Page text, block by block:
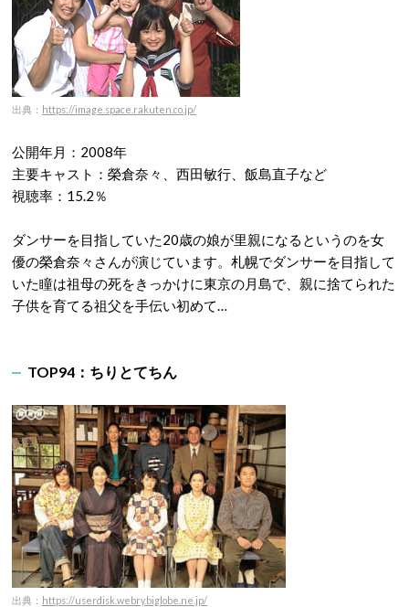
出典： https://image.space.rakuten.co.jp/
公開年月：2008年
主要キャスト：榮倉奈々、西田敏行、飯島直子など
視聴率：15.2％
ダンサーを目指していた20歳の娘が里親になるというのを女
優の榮倉奈々さんが演じています。札幌でダンサーを目指して
いた瞳は祖母の死をきっかけに東京の月島で、親に捨てられた
子供を育てる祖父を手伝い初めて…
TOP94：ちりとてちん
出典： https://userdisk.webry.biglobe.ne.jp/